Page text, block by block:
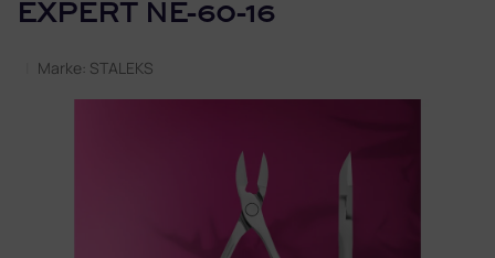
EXPERT NE-60-16
Marke: STALEKS